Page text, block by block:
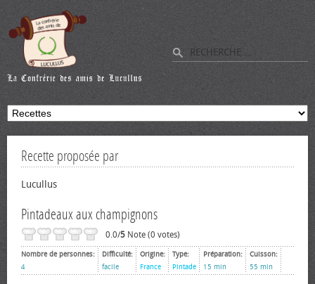
Recette proposée par
Lucullus
Pintadeaux aux champignons
0.0/5 Note (0 votes)
Nombre de personnes:
4
Difficulté:
facile
Origine:
France
Type:
Pintade
Préparation:
15 min
Cuisson:
55 min